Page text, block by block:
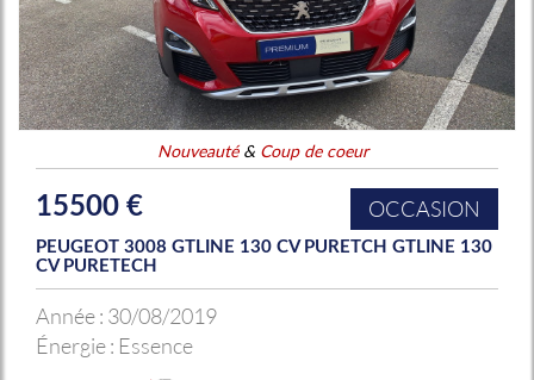
Nouveauté& Coup de coeur
15500 € OCCASION
PEUGEOT 3008 GTLINE 130 CV PURETCH GTLINE 130
CV PURETECH
Année : 30/08/2019
Énergie : Essence